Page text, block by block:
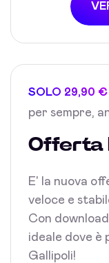
SOLO 29,90 €
per sempre,
Offerta
E' la nuova
veloce e
Con
ideale dove è
Gallipoli!